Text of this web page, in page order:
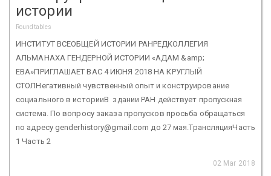
истории
Roundtables
ИНСТИТУТ ВСЕОБЩЕЙ ИСТОРИИ РАНРЕДКОЛЛЕГИЯ
АЛЬМАНАХА ГЕНДЕРНОЙ ИСТОРИИ «АДАМ &amp;
ЕВА»ПРИГЛАШАЕТ ВАС 4 ИЮНЯ 2018 НА КРУГЛЫЙ
СТОЛНегативный чувственный опыт и конструирование
социального в историиВ здании РАН действует пропускная
система. По вопросу заказа пропусков просьба обращаться
по адресу genderhistory@gmail.com до 27 мая.ТрансляцияЧасть
1 Часть 2
02 Mar 2018